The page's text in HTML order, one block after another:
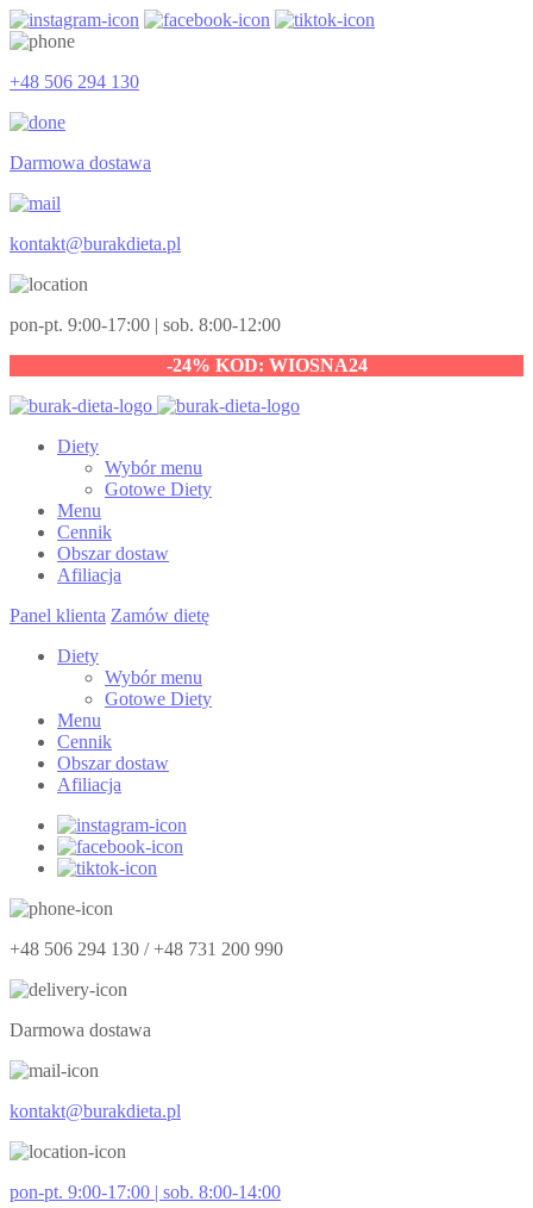
+48 506 294 130
Darmowa dostawa
kontakt@burakdieta.pl
pon-pt. 9:00-17:00 | sob. 8:00-12:00
-24% KOD: WIOSNA24
Diety
Wybór menu
Gotowe Diety
Menu
Cennik
Obszar dostaw
Afiliacja
Panel klienta Zamów dietę
Diety
Wybór menu
Gotowe Diety
Menu
Cennik
Obszar dostaw
Afiliacja
+48 506 294 130 / +48 731 200 990
Darmowa dostawa
kontakt@burakdieta.pl
pon-pt. 9:00-17:00 | sob. 8:00-14:00